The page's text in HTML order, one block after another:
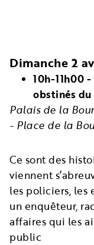
Dimanche 2
10h-11h00
obstinés
Palais de la
- Place de la
Ce sont des
viennent
les policiers, les
un enquêteur,
affaires qui les
public